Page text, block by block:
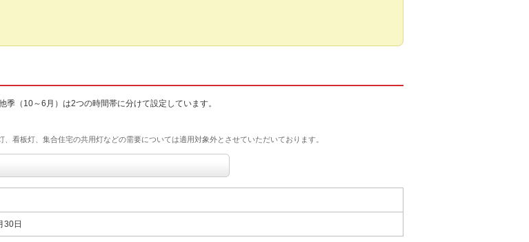
（10～6月）は2つの時間帯に分けて設定しています。
看板灯、集合住宅の共用灯などの需要については適用対象外とさせていただいております。
30日